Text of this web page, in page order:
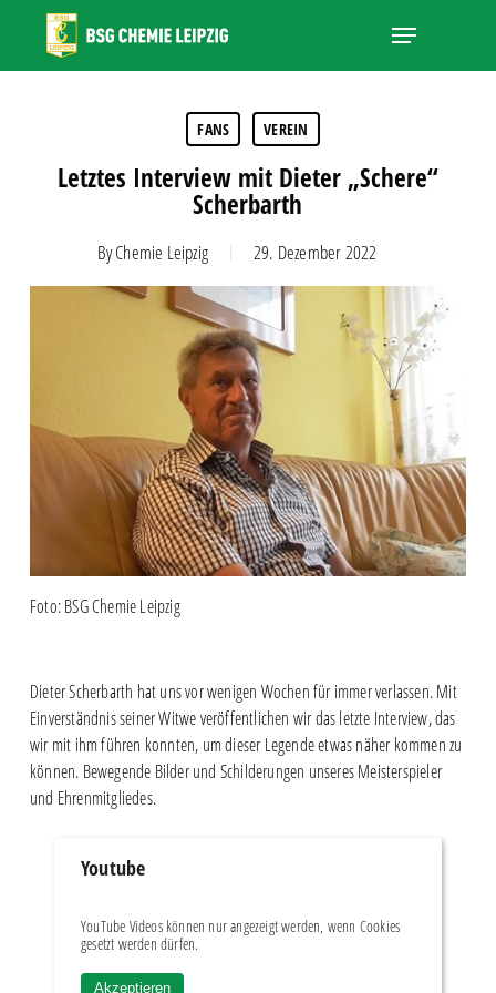
main
Menu
FANS VEREIN
Letztes Interview mit Dieter „Schere“
Scherbarth
ByChemie Leipzig 29. Dezember 2022
Foto: BSG Chemie Leipzig
Dieter Scherbarth hat uns vor wenigen Wochen für immer verlassen. Mit
Einverständnis seiner Witwe veröffentlichen wir das letzte Interview, das
wir mit ihm führen konnten, um dieser Legende etwas näher kommen zu
können. Bewegende Bilder und Schilderungen unseres Meisterspieler
und Ehrenmitgliedes.
Youtube
YouTube Videos können nur angezeigt werden, wenn Cookies
gesetzt werden dürfen.
Akzeptieren
Close